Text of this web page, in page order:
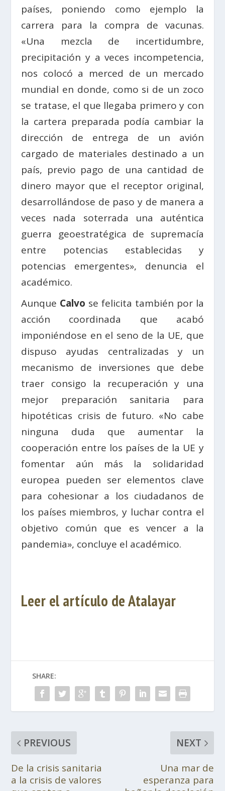
países, poniendo como ejemplo la
carrera para la compra de vacunas.
«Una mezcla de incertidumbre,
precipitación y a veces incompetencia,
nos colocó a merced de un mercado
mundial en donde, como si de un zoco
se tratase, el que llegaba primero y con
la cartera preparada podía cambiar la
dirección de entrega de un avión
cargado de materiales destinado a un
país, previo pago de una cantidad de
dinero mayor que el receptor original,
desarrollándose de paso y de manera a
veces nada soterrada una auténtica
guerra geoestratégica de supremacía
entre potencias establecidas y
potencias emergentes», denuncia el
académico.
Aunque Calvo se felicita también por la
acción coordinada que acabó
imponiéndose en el seno de la UE, que
dispuso ayudas centralizadas y un
mecanismo de inversiones que debe
traer consigo la recuperación y una
mejor preparación sanitaria para
hipotéticas crisis de futuro. «No cabe
ninguna duda que aumentar la
cooperación entre los países de la UE y
fomentar aún más la solidaridad
europea pueden ser elementos clave
para cohesionar a los ciudadanos de
los países miembros, y luchar contra el
objetivo común que es vencer a la
pandemia», concluye el académico.
Leer el artículo de Atalayar
SHARE:
PREVIOUS
De la crisis sanitaria
a la crisis de valores
NEXT
Una mar de
esperanza para